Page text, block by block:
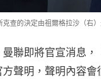
查的決定由祖爾格拉沙（右
聯即將官宣消息，
聲明，聲明內容會